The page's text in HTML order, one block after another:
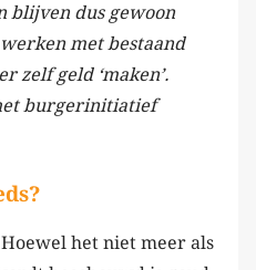
blijven dus gewoon
met bestaand
zelf geld ‘maken’.
burgerinitiatief
het niet meer als